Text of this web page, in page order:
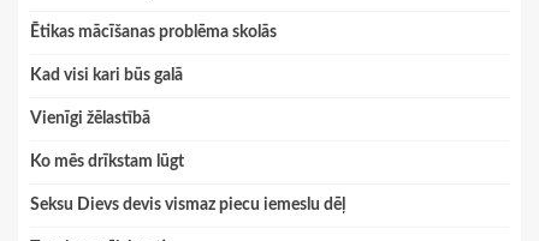
Ētikas mācīšanas problēma skolās
Kad visi kari būs galā
Vienīgi žēlastībā
Ko mēs drīkstam lūgt
Seksu Dievs devis vismaz piecu iemeslu dēļ